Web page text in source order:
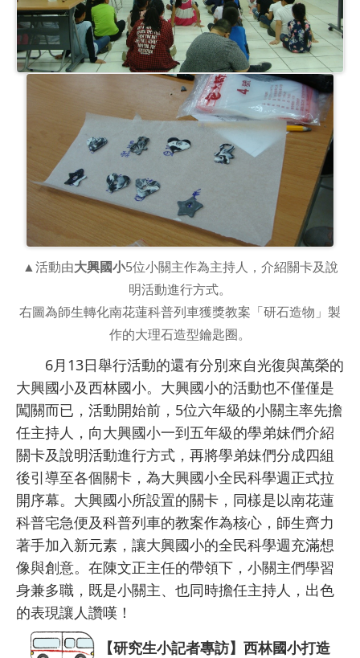
▲活動由大興國小5位小關主作為主持人，介紹關卡及說
明活動進行方式。
右圖為師生轉化南花蓮科普列車獲獎教案「研石造物」製
作的大理石造型鑰匙圈。
6月13日舉行活動的還有分別來自光復與萬榮的
大興國小及西林國小。大興國小的活動也不僅僅是
闖關而已，活動開始前，5位六年級的小關主率先擔
任主持人，向大興國小一到五年級的學弟妹們介紹
關卡及說明活動進行方式，再將學弟妹們分成四組
後引導至各個關卡，為大興國小全民科學週正式拉
開序幕。大興國小所設置的關卡，同樣是以南花蓮
科普宅急便及科普列車的教案作為核心，師生齊力
著手加入新元素，讓大興國小的全民科學週充滿想
像與創意。在陳文正主任的帶領下，小關主們學習
身兼多職，既是小關主、也同時擔任主持人，出色
的表現讓人讚嘆！
【研究生小記者專訪】西林國小打造